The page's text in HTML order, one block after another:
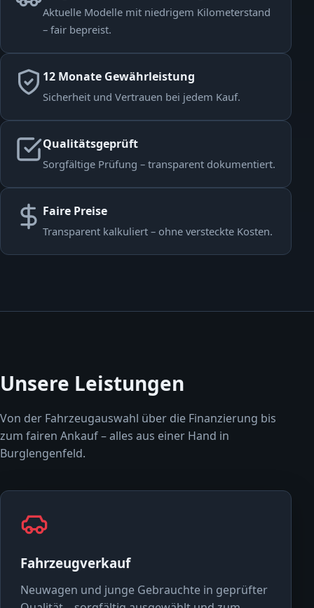
Aktuelle Modelle mit niedrigem Kilometerstand
– fair bepreist.
12 Monate Gewährleistung
Sicherheit und Vertrauen bei jedem Kauf.
Qualitätsgeprüft
Sorgfältige Prüfung – transparent dokumentiert.
Faire Preise
Transparent kalkuliert – ohne versteckte Kosten.
Unsere Leistungen
Von der Fahrzeugauswahl über die Finanzierung bis
zum fairen Ankauf – alles aus einer Hand in
Burglengenfeld.
Fahrzeugverkauf
Neuwagen und junge Gebrauchte in geprüfter